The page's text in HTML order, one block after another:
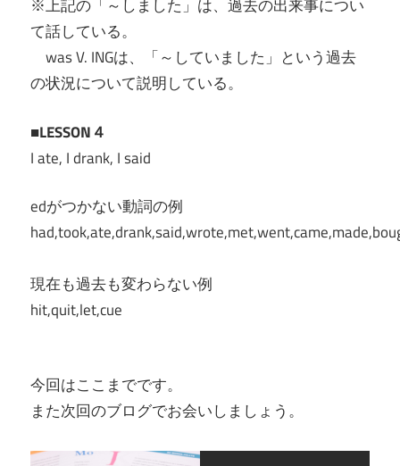
※上記の「～しました」は、過去の出来事につい
て話している。
was V. INGは、「～していました」という過去
の状況について説明している。
■LESSON４
I ate, I drank, I said
edがつかない動詞の例
現在も過去も変わらない例
hit,quit,let,cue
今回はここまでです。
また次回のブログでお会いしましょう。